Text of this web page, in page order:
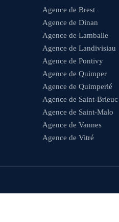
Agence de Brest
Agence de Dinan
Agence de Lamballe
Agence de Landivisiau
Agence de Pontivy
Agence de Quimper
Agence de Quimperlé
Agence de Saint-Brieuc
Agence de Saint-Malo
Agence de Vannes
Agence de Vitré